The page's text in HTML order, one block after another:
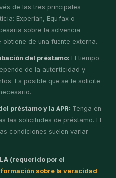
de las tres principales
Experian, Equifax o
sobre la solvencia
de una fuente externa.
del préstamo: El tiempo
de la autenticidad y
Es posible que se le solicite
préstamo y la APR: Tenga en
las solicitudes de préstamo. El
condiciones suelen variar
(requerido por el
sobre la veracidad